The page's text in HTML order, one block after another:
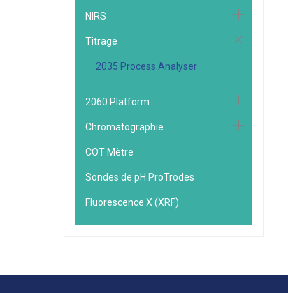
NIRS
Titrage
2035 Process Analyser
2060 Platform
Chromatographie
COT Mètre
Sondes de pH ProTrodes
Fluorescence X (XRF)